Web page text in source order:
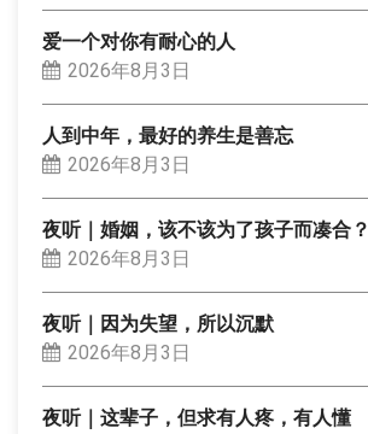
爱一个对你有耐心的人
2026年8月3日
人到中年，最好的养生是善忘
2026年8月3日
夜听｜婚姻，该不该为了孩子而凑合？
2026年8月3日
夜听｜因为失望，所以沉默
2026年8月3日
夜听｜这辈子，但求有人疼，有人懂